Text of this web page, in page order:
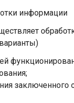
информации
заключенного